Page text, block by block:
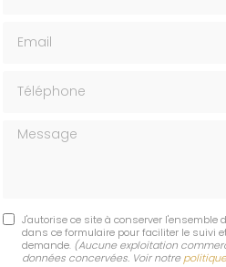
Message
J'autorise ce site à conserver
dans ce formulaire pour faciliter le suivi
demande. (Aucune exploitation
données concervées. Voir notre